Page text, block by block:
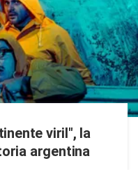
viril", la
argentina